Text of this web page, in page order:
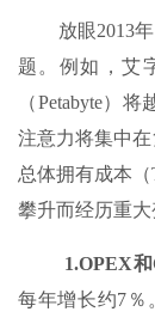
放眼2013
题。例如，艾
（Petabyte）
注意力将集中
总体拥有成本
攀升而经历重大
1.OPEX
每年增长约7％